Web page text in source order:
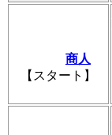
商人
【スタート】